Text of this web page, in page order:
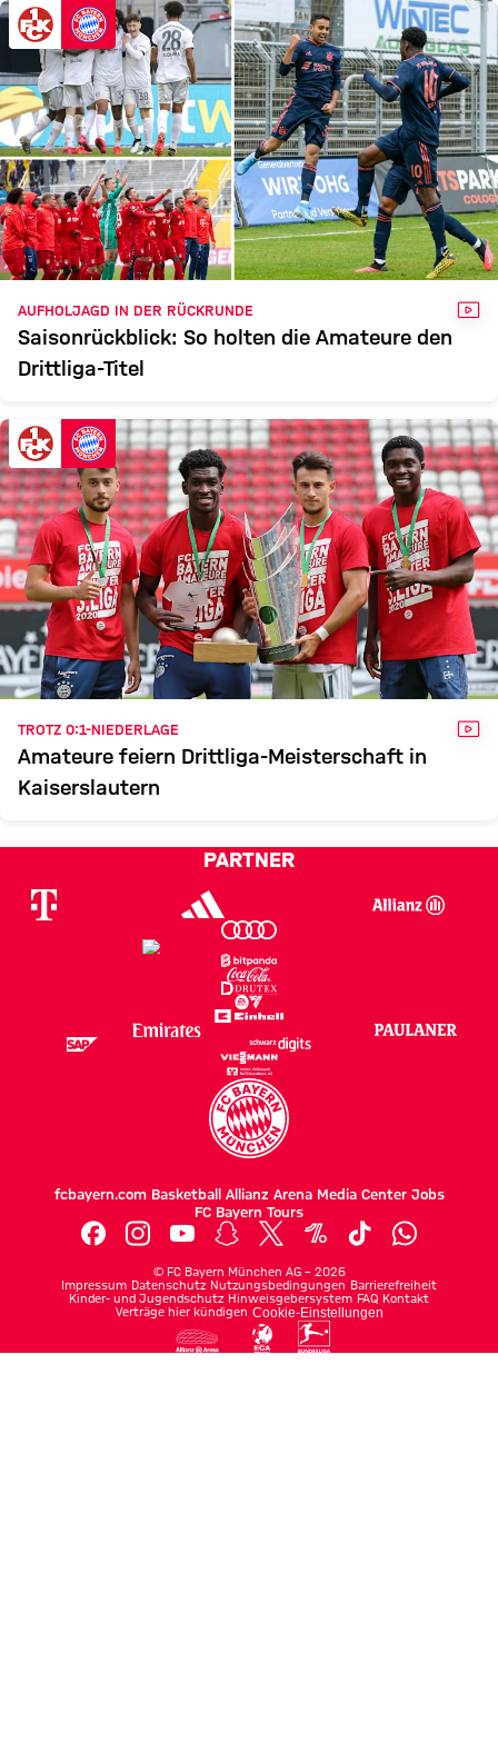
FCK
FCB II
Zum Spielbericht
AUFHOLJAGD IN DER RÜCKRUNDE
Saisonrückblick: So holten die Amateure den
Drittliga-Titel
TROTZ 0:1-NIEDERLAGE
Amateure feiern Drittliga-Meisterschaft in
Kaiserslautern
PARTNER
fcbayern.com Basketball Allianz Arena Media Center Jobs
FC Bayern Tours
© FC Bayern München AG – 2026
Impressum Datenschutz Nutzungsbedingungen Barrierefreiheit
Kinder- und Jugendschutz Hinweisgebersystem FAQ Kontakt
Verträge hier kündigen Cookie-Einstellungen